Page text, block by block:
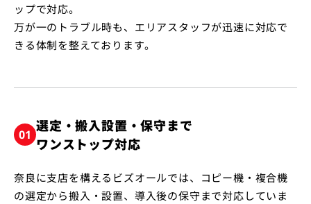
ップで対応。
万が一のトラブル時も、エリアスタッフが迅速に対応で
きる体制を整えております。
01
選定・搬入設置・保守まで
ワンストップ対応
奈良に支店を構えるビズオールでは、コピー機・複合機
の選定から搬入・設置、導入後の保守まで対応していま